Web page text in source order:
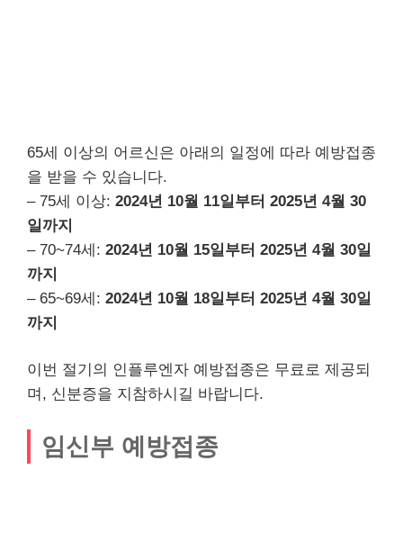
65세 이상의 어르신은 아래의 일정에 따라 예방접종
을 받을 수 있습니다.
– 75세 이상: 2024년 10월 11일부터 2025년 4월 30
일까지
– 70~74세: 2024년 10월 15일부터 2025년 4월 30일
까지
– 65~69세: 2024년 10월 18일부터 2025년 4월 30일
까지
이번 절기의 인플루엔자 예방접종은 무료로 제공되
며, 신분증을 지참하시길 바랍니다.
임신부 예방접종